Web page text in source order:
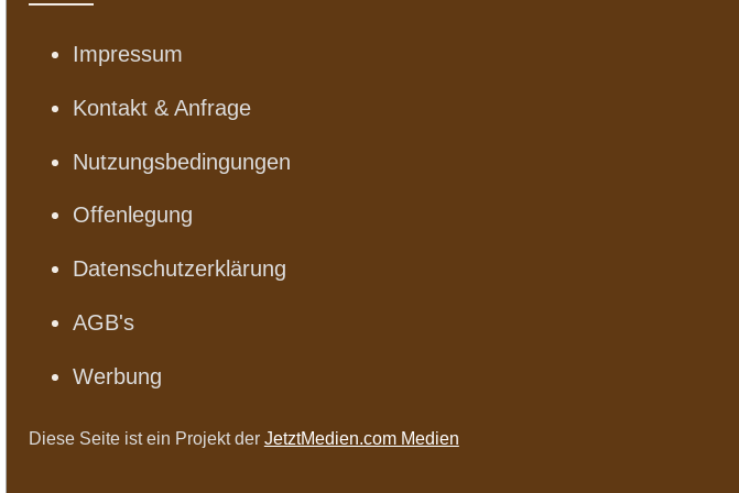
Impressum
Kontakt & Anfrage
Nutzungsbedingungen
Offenlegung
Datenschutzerklärung
AGB's
Werbung
Diese Seite ist ein Projekt der JetztMedien.com Medien